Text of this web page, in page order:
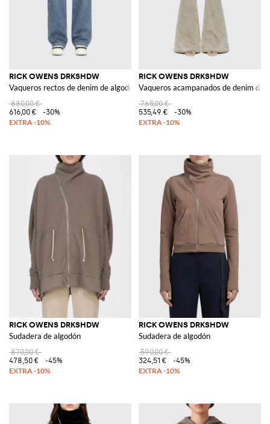
RICK OWENS DRKSHDW
Vaqueros rectos de denim de algodón
880,00 €
616,00 €
-30%
RICK OWENS DRKSHDW
Vaqueros acampanados de denim de
765,00 €
535,49 €
-30%
RICK OWENS DRKSHDW
Sudadera de algodón
870,00 €
478,50 €
-45%
RICK OWENS DRKSHDW
Sudadera de algodón
590,00 €
324,51 €
-45%